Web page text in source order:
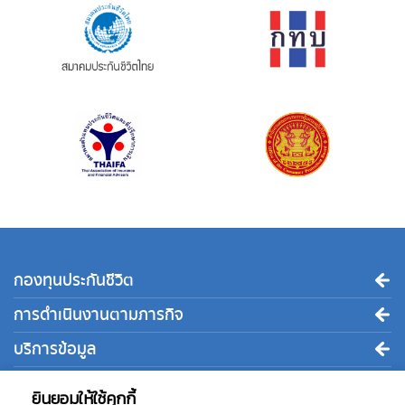
ยินยอมให้ใช้คุกกี้
กองทุนประกันชีวิต
การดำเนินงานตามภารกิจ
บริการข้อมูล